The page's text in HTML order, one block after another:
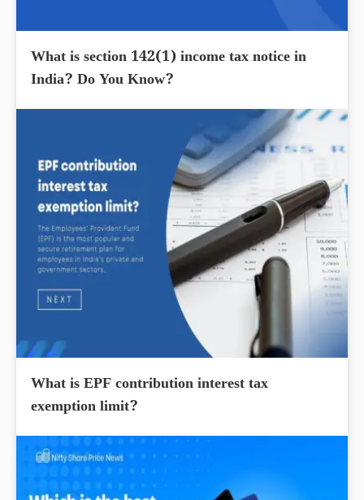
What is section 142(1) income tax notice in
India? Do You Know?
What is EPF contribution interest tax
exemption limit?